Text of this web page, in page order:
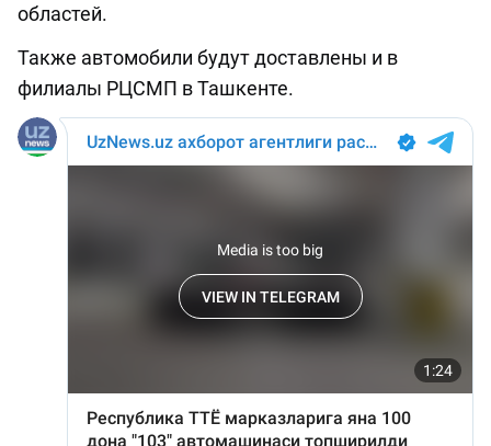
областей.
Также автомобили будут доставлены и в
филиалы РЦСМП в Ташкенте.